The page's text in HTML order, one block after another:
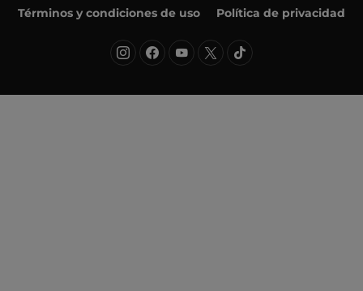
Términos y condiciones de uso
Política de privacidad